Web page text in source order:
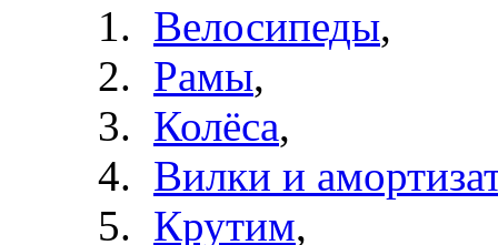
Велосипеды,
Рамы,
Колёса,
Вилки и
Крутим,